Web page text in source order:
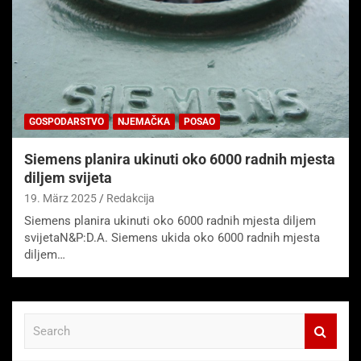
GOSPODARSTVO NJEMAČKA POSAO
Siemens planira ukinuti oko 6000 radnih mjesta
diljem svijeta
19. März 2025 Redakcija
Siemens planira ukinuti oko 6000 radnih mjesta diljem
svijetaN&P:D.A. Siemens ukida oko 6000 radnih mjesta
diljem…